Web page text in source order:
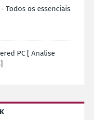
Todos os essenciais
PC [ Analise